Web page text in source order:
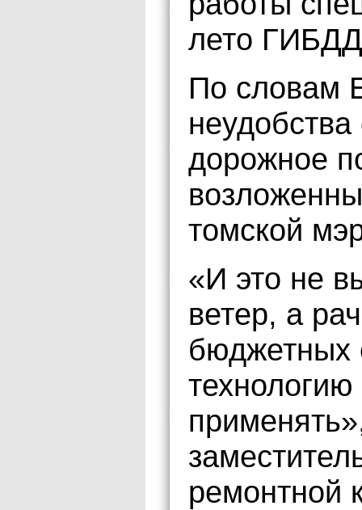
лето
По словам
дорожное
томской
«И это не
ветер, а
бюджетных
ремонтной